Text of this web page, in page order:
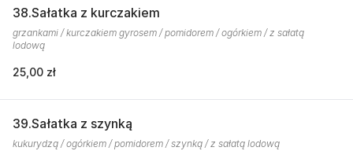
38.Sałatka z kurczakiem
grzankami / kurczakiem gyrosem / pomidorem / ogórkiem / z sałatą
lodową
25,00 zł
39.Sałatka z szynką
kukurydzą / ogórkiem / pomidorem / szynką / z sałatą lodową